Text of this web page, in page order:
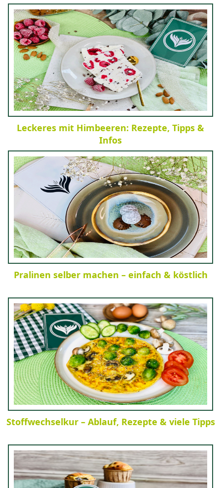
Leckeres mit Himbeeren: Rezepte, Tipps &
Infos
Pralinen selber machen – einfach & köstlich
Stoffwechselkur – Ablauf, Rezepte & viele Tipps